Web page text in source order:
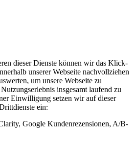
dieser Dienste können wir das Klick-
unserer Webseite nachvollziehen
um unsere Webseite zu
insgesamt laufend zu
Einwilligung setzen wir auf dieser
ein:
Google Kundenrezensionen, A/B-